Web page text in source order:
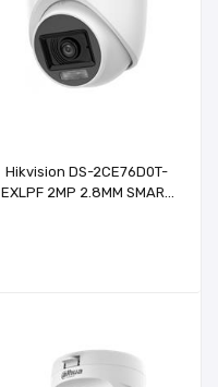
Hikvision DS-2CE76D0T-
EXLPF 2MP 2.8MM SMART